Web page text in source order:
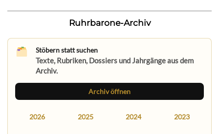
Ruhrbarone-Archiv
Stöbern statt suchen
Texte, Rubriken, Dossiers und Jahrgänge aus dem
Archiv.
Archiv öffnen
2026 2025 2024 2023